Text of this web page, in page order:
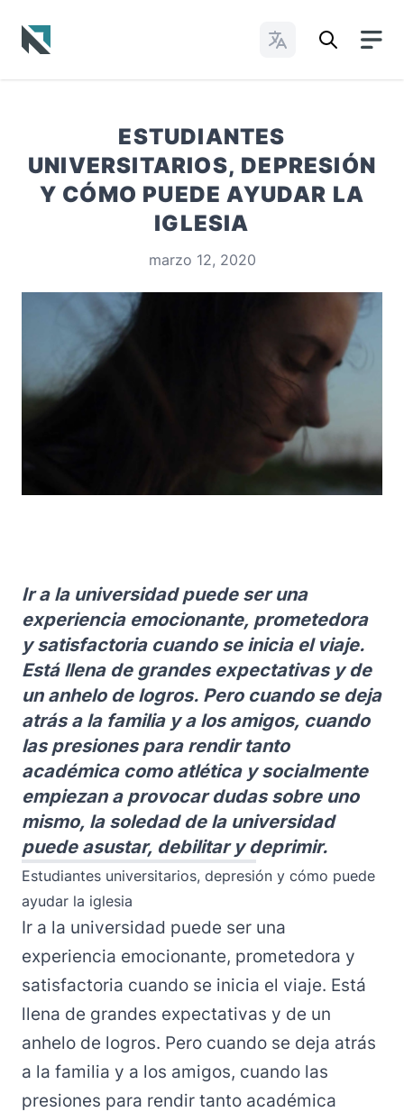
Cambiar idioma
ESTUDIANTES
UNIVERSITARIOS, DEPRESIÓN
Y CÓMO PUEDE AYUDAR LA
IGLESIA
marzo 12, 2020
Ir a la universidad puede ser una
experiencia emocionante, prometedora
y satisfactoria cuando se inicia el viaje.
Está llena de grandes expectativas y de
un anhelo de logros. Pero cuando se deja
atrás a la familia y a los amigos, cuando
las presiones para rendir tanto
académica como atlética y socialmente
empiezan a provocar dudas sobre uno
mismo, la soledad de la universidad
puede asustar, debilitar y deprimir.
Estudiantes universitarios, depresión y cómo puede
ayudar la iglesia
Ir a la universidad puede ser una
experiencia emocionante, prometedora y
satisfactoria cuando se inicia el viaje. Está
llena de grandes expectativas y de un
anhelo de logros. Pero cuando se deja atrás
a la familia y a los amigos, cuando las
presiones para rendir tanto académica